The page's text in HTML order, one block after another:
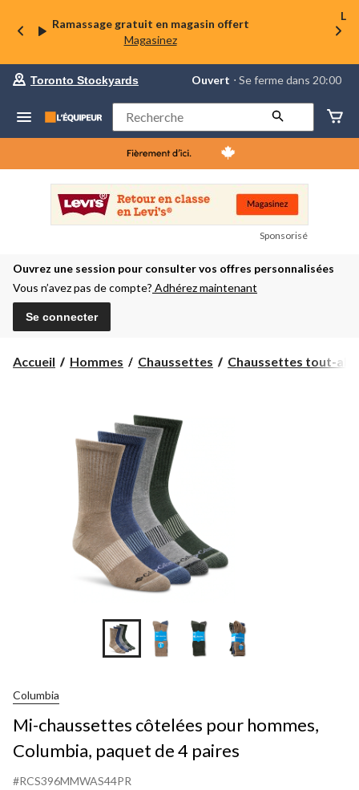
Ramassage gratuit en magasin offert
Magasinez
La
votre
préféré
Toronto
Stockyards,
courament
Ouvert,
ferme
dans
changer
Toronto Stockyards Ouvert ⋅ Se ferme dans 20:00
Rechercher
Sponsorisé
Ouvrez une session pour consulter vos offres personnalisées
Vous n’avez pas de compte? Adhérez maintenant
Se connecter
Accueil Hommes Chaussettes Chaussettes tout-
Columbia
Mi-chaussettes côtelées pour hommes,
Columbia, paquet de 4 paires
#RCS396MMWAS44PR